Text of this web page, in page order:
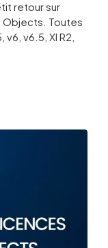
retour sur
Objects. Toutes
v6.5, XI R2,